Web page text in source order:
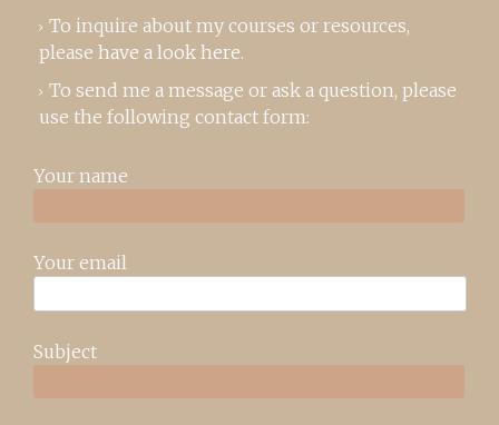
To inquire about my courses or resources,
please have a look here.
To send me a message or ask a question, please
use the following contact form:
Your name
Your email
Subject